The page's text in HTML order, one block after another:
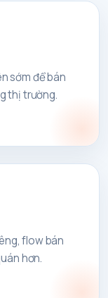
sớm để bán
thị trường.
flow bán
hơn.